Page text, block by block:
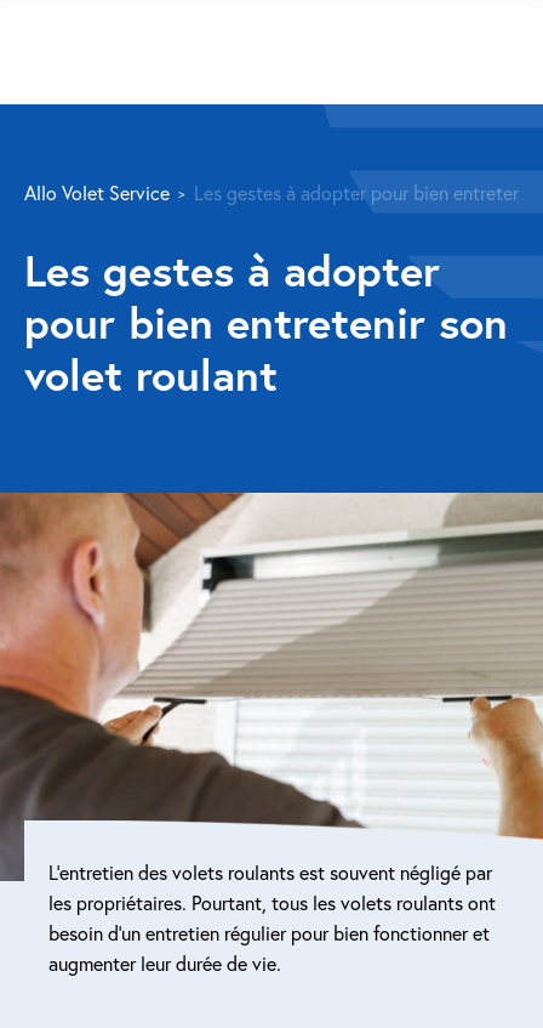
Volet roulant
Réparation
Volet roulant Velux
Au-delà de la fenêtre
Réparation volet battant
Réparation porte de garage
Modernisation et domotique
Centralisation volets roulants
Motoriser un volet roulant
ESPACE PRO
Prestations ad-hoc
Nous recrutons
Allo Volet Service Les gestes à adopter pour bien
Les gestes à adopter
pour bien entretenir son
volet roulant
L’entretien des volets roulants est souvent négligé par
les propriétaires. Pourtant, tous les volets roulants ont
besoin d’un entretien régulier pour bien fonctionner et
augmenter leur durée de vie.